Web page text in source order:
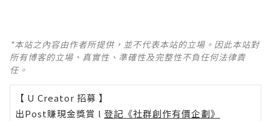
*本站之內容由作者所提供，並不代表本站的立場。因此本站對
所有博客的立場、真實性、準確性及完整性不負任何法律責
任。
【 U Creator 招募 】
出Post賺現金獎賞 l 登記《社群創作有價企劃》